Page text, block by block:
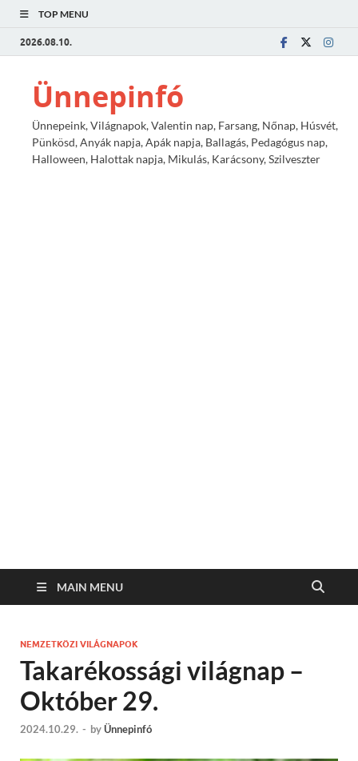
TOP MENU
2026.08.10.
Ünnepinfó
Ünnepeink, Világnapok, Valentin nap, Farsang, Nőnap, Húsvét,
Pünkösd, Anyák napja, Apák napja, Ballagás, Pedagógus nap,
Halloween, Halottak napja, Mikulás, Karácsony, Szilveszter
MAIN MENU
NEMZETKÖZI VILÁGNAPOK
Takarékossági világnap –
Október 29.
2024.10.29. - byÜnnepinfó